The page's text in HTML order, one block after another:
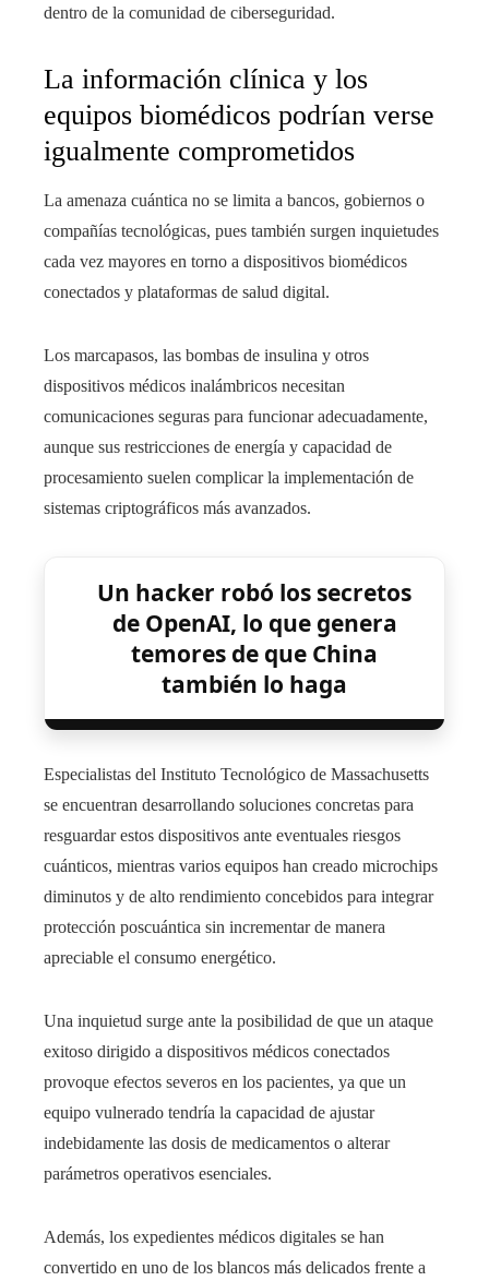
dentro de la comunidad de ciberseguridad.
La información clínica y los
equipos biomédicos podrían verse
igualmente comprometidos
La amenaza cuántica no se limita a bancos, gobiernos o
compañías tecnológicas, pues también surgen inquietudes
cada vez mayores en torno a dispositivos biomédicos
conectados y plataformas de salud digital.
Los marcapasos, las bombas de insulina y otros
dispositivos médicos inalámbricos necesitan
comunicaciones seguras para funcionar adecuadamente,
aunque sus restricciones de energía y capacidad de
procesamiento suelen complicar la implementación de
sistemas criptográficos más avanzados.
Un hacker robó los secretos
de OpenAI, lo que genera
temores de que China
también lo haga
Especialistas del Instituto Tecnológico de Massachusetts
se encuentran desarrollando soluciones concretas para
resguardar estos dispositivos ante eventuales riesgos
cuánticos, mientras varios equipos han creado microchips
diminutos y de alto rendimiento concebidos para integrar
protección poscuántica sin incrementar de manera
apreciable el consumo energético.
Una inquietud surge ante la posibilidad de que un ataque
exitoso dirigido a dispositivos médicos conectados
provoque efectos severos en los pacientes, ya que un
equipo vulnerado tendría la capacidad de ajustar
indebidamente las dosis de medicamentos o alterar
parámetros operativos esenciales.
Además, los expedientes médicos digitales se han
convertido en uno de los blancos más delicados frente a